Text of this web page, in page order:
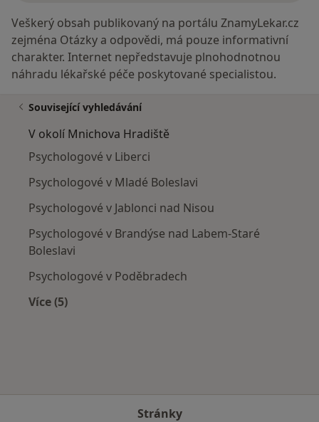
Veškerý obsah publikovaný na portálu ZnamyLekar.cz
zejména Otázky a odpovědi, má pouze informativní
charakter. Internet nepředstavuje plnohodnotnou
náhradu lékařské péče poskytované specialistou.
Související vyhledávání
V okolí Mnichova Hradiště
Psychologové v Liberci
Psychologové v Mladé Boleslavi
Psychologové v Jablonci nad Nisou
Psychologové v Brandýse nad Labem-Staré
Boleslavi
Psychologové v Poděbradech
Více (5)
Stránky